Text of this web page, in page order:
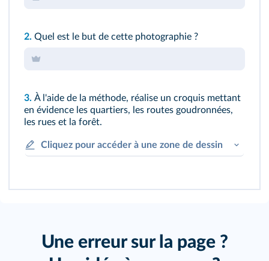
2. Quel est le but de cette photographie ?
3. À l'aide de la méthode, réalise un croquis mettant
en évidence les quartiers, les routes goudronnées,
les rues et la forêt.
Cliquez pour accéder à une zone de dessin
Une erreur sur la page ?